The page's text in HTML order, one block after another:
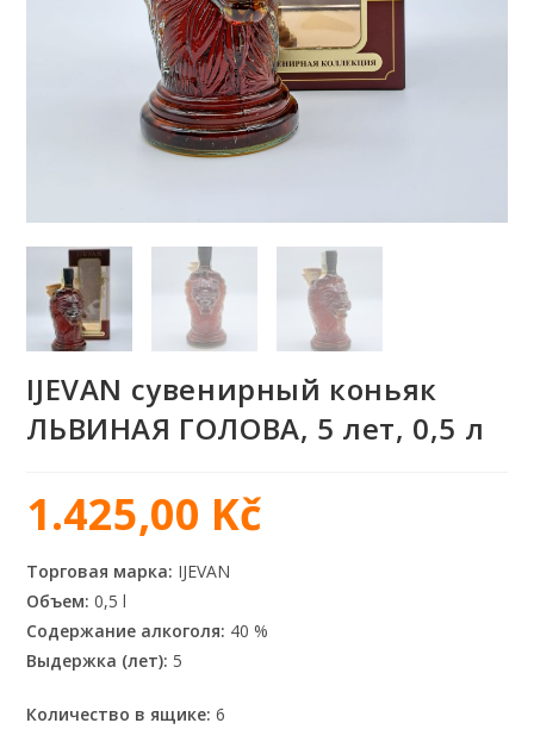
IJEVAN сувенирный коньяк
ЛЬВИНАЯ ГОЛОВА, 5 лет, 0,5 л
1.425,00 Kč
Торговая марка: IJEVAN
Объем: 0,5 l
Содержание алкоголя: 40 %
Выдержка (лет): 5
Количество в ящике: 6